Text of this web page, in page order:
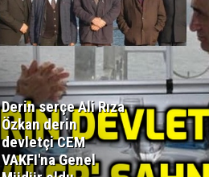
Derin serçe Ali Rıza
Özkan derin
devletçi CEM
VAKFI'na Genel